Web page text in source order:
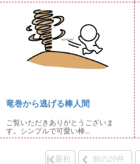
竜巻から逃げる棒人間
ご覧いただきありがとうございま
す。シンプルで可愛い棒...
最初 前の20件